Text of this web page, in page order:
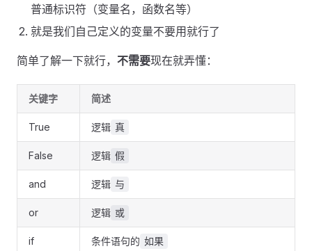
普通标识符（变量名，函数名等）
就是我们自己定义的变量不要用就行了
简单了解一下就行， 不需要现在就弄懂：
关键字 简述
True 逻辑 真
False 逻辑 假
and 逻辑 与
or 逻辑 或
if 条件语句的 如果